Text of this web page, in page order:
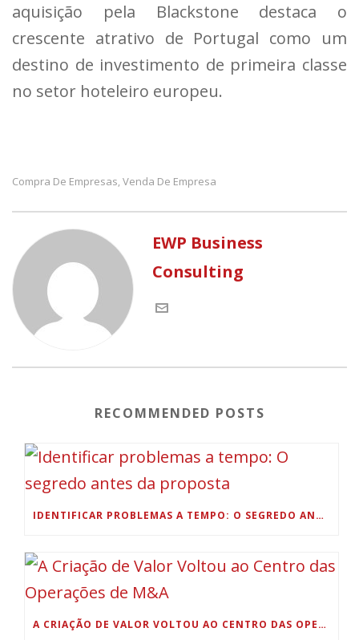
aquisição pela Blackstone destaca o
crescente atrativo de Portugal como um
destino de investimento de primeira classe
no setor hoteleiro europeu.
Compra De Empresas, Venda De Empresa
EWP Business
Consulting
RECOMMENDED POSTS
IDENTIFICAR PROBLEMAS A TEMPO: O SEGREDO ANTES DA PROPOSTA
A CRIAÇÃO DE VALOR VOLTOU AO CENTRO DAS OPERAÇÕES DE M&A